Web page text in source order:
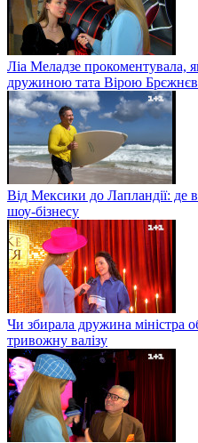
Ліа Меладзе прокоментувала,
дружиною тата Вірою
Від Мексики до Лапландії: де
шоу-бізнесу
Чи збирала дружина міністра
тривожну валізу